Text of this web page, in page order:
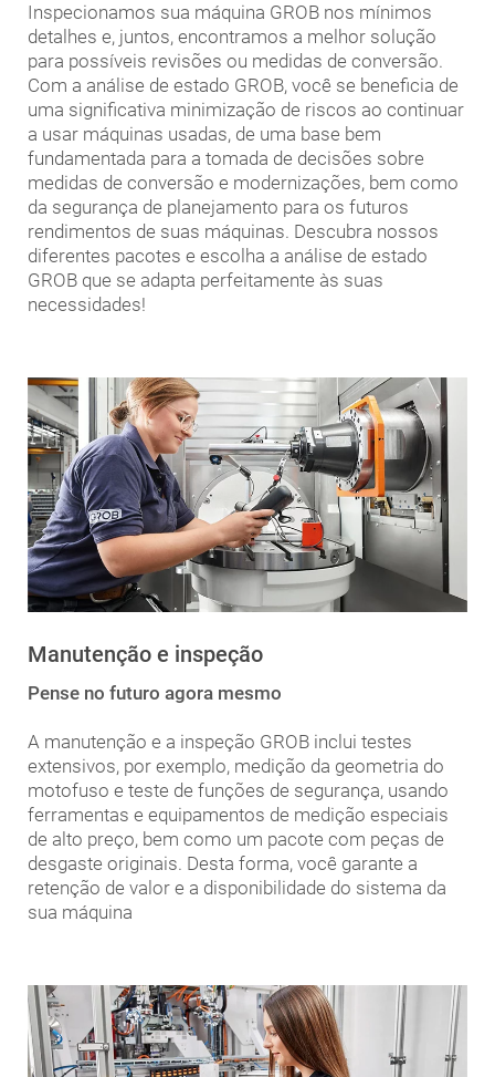
Inspecionamos sua máquina GROB nos mínimos
detalhes e, juntos, encontramos a melhor solução
para possíveis revisões ou medidas de conversão.
Com a análise de estado GROB, você se beneficia de
uma significativa minimização de riscos ao continuar
a usar máquinas usadas, de uma base bem
fundamentada para a tomada de decisões sobre
medidas de conversão e modernizações, bem como
da segurança de planejamento para os futuros
rendimentos de suas máquinas. Descubra nossos
diferentes pacotes e escolha a análise de estado
GROB que se adapta perfeitamente às suas
necessidades!
Manutenção e inspeção
Pense no futuro agora mesmo
A manutenção e a inspeção GROB inclui testes
extensivos, por exemplo, medição da geometria do
motofuso e teste de funções de segurança, usando
ferramentas e equipamentos de medição especiais
de alto preço, bem como um pacote com peças de
desgaste originais. Desta forma, você garante a
retenção de valor e a disponibilidade do sistema da
sua máquina